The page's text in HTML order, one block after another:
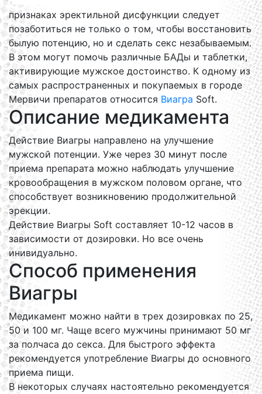
признаках эректильной дисфункции следует
позаботиться не только о том, чтобы восстановить
былую потенцию, но и сделать секс незабываемым.
В этом могут помочь различные БАДы и таблетки,
активирующие мужское достоинство. К одному из
самых распространенных и покупаемых в городе
Мервичи препаратов относится Виагра Soft.
Описание медикамента
Действие Виагры направлено на улучшение
мужской потенции. Уже через 30 минут после
приема препарата можно наблюдать улучшение
кровообращения в мужском половом органе, что
способствует возникновению продолжительной
эрекции.
Действие Виагры Soft составляет 10-12 часов в
зависимости от дозировки. Но все очень
инивидуально.
Способ применения
Виагры
Медикамент можно найти в трех дозировках по 25,
50 и 100 мг. Чаще всего мужчины принимают 50 мг
за полчаса до секса. Для быстрого эффекта
рекомендуется употребление Виагры до основного
приема пищи.
В некоторых случаях настоятельно рекомендуется